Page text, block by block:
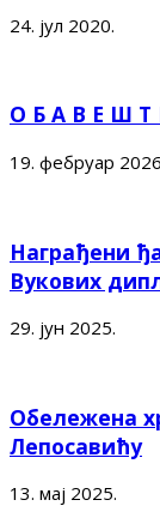
24. јул 2020.
О Б А В Е Ш Т
19. фебруар
Награђени
Вукових
29. јун 2025.
Обележена
Лепосавићу
13. мај 2025.